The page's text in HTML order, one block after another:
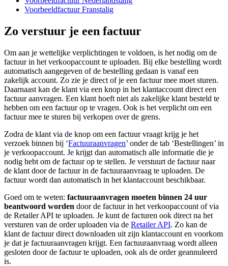
Voorbeeldfactuur Franstalig
Zo verstuur je een factuur
Om aan je wettelijke verplichtingen te voldoen, is het nodig om de
factuur in het verkoopaccount te uploaden. Bij elke bestelling wordt
automatisch aangegeven of de bestelling gedaan is vanaf een
zakelijk account. Zo zie je direct of je een factuur mee moet sturen.
Daarnaast kan de klant via een knop in het klantaccount direct een
factuur aanvragen. Een klant hoeft niet als zakelijke klant besteld te
hebben om een factuur op te vragen. Ook is het verplicht om een
factuur mee te sturen bij verkopen over de grens.
Zodra de klant via de knop om een factuur vraagt krijg je het
verzoek binnen bij ‘Factuuraanvragen’ onder de tab ‘Bestellingen’ in
je verkoopaccount. Je krijgt dan automatisch alle informatie die je
nodig hebt om de factuur op te stellen. Je verstuurt de factuur naar
de klant door de factuur in de factuuraanvraag te uploaden. De
factuur wordt dan automatisch in het klantaccount beschikbaar.
Goed om te weten: factuuraanvragen moeten binnen 24 uur
beantwoord worden door de factuur in het verkoopaccount of via
de Retailer API te uploaden. Je kunt de facturen ook direct na het
versturen van de order uploaden via de Retailer API. Zo kan de
klant de factuur direct downloaden uit zijn klantaccount en voorkom
je dat je factuuraanvragen krijgt. Een factuuraanvraag wordt alleen
gesloten door de factuur te uploaden, ook als de order geannuleerd
is.